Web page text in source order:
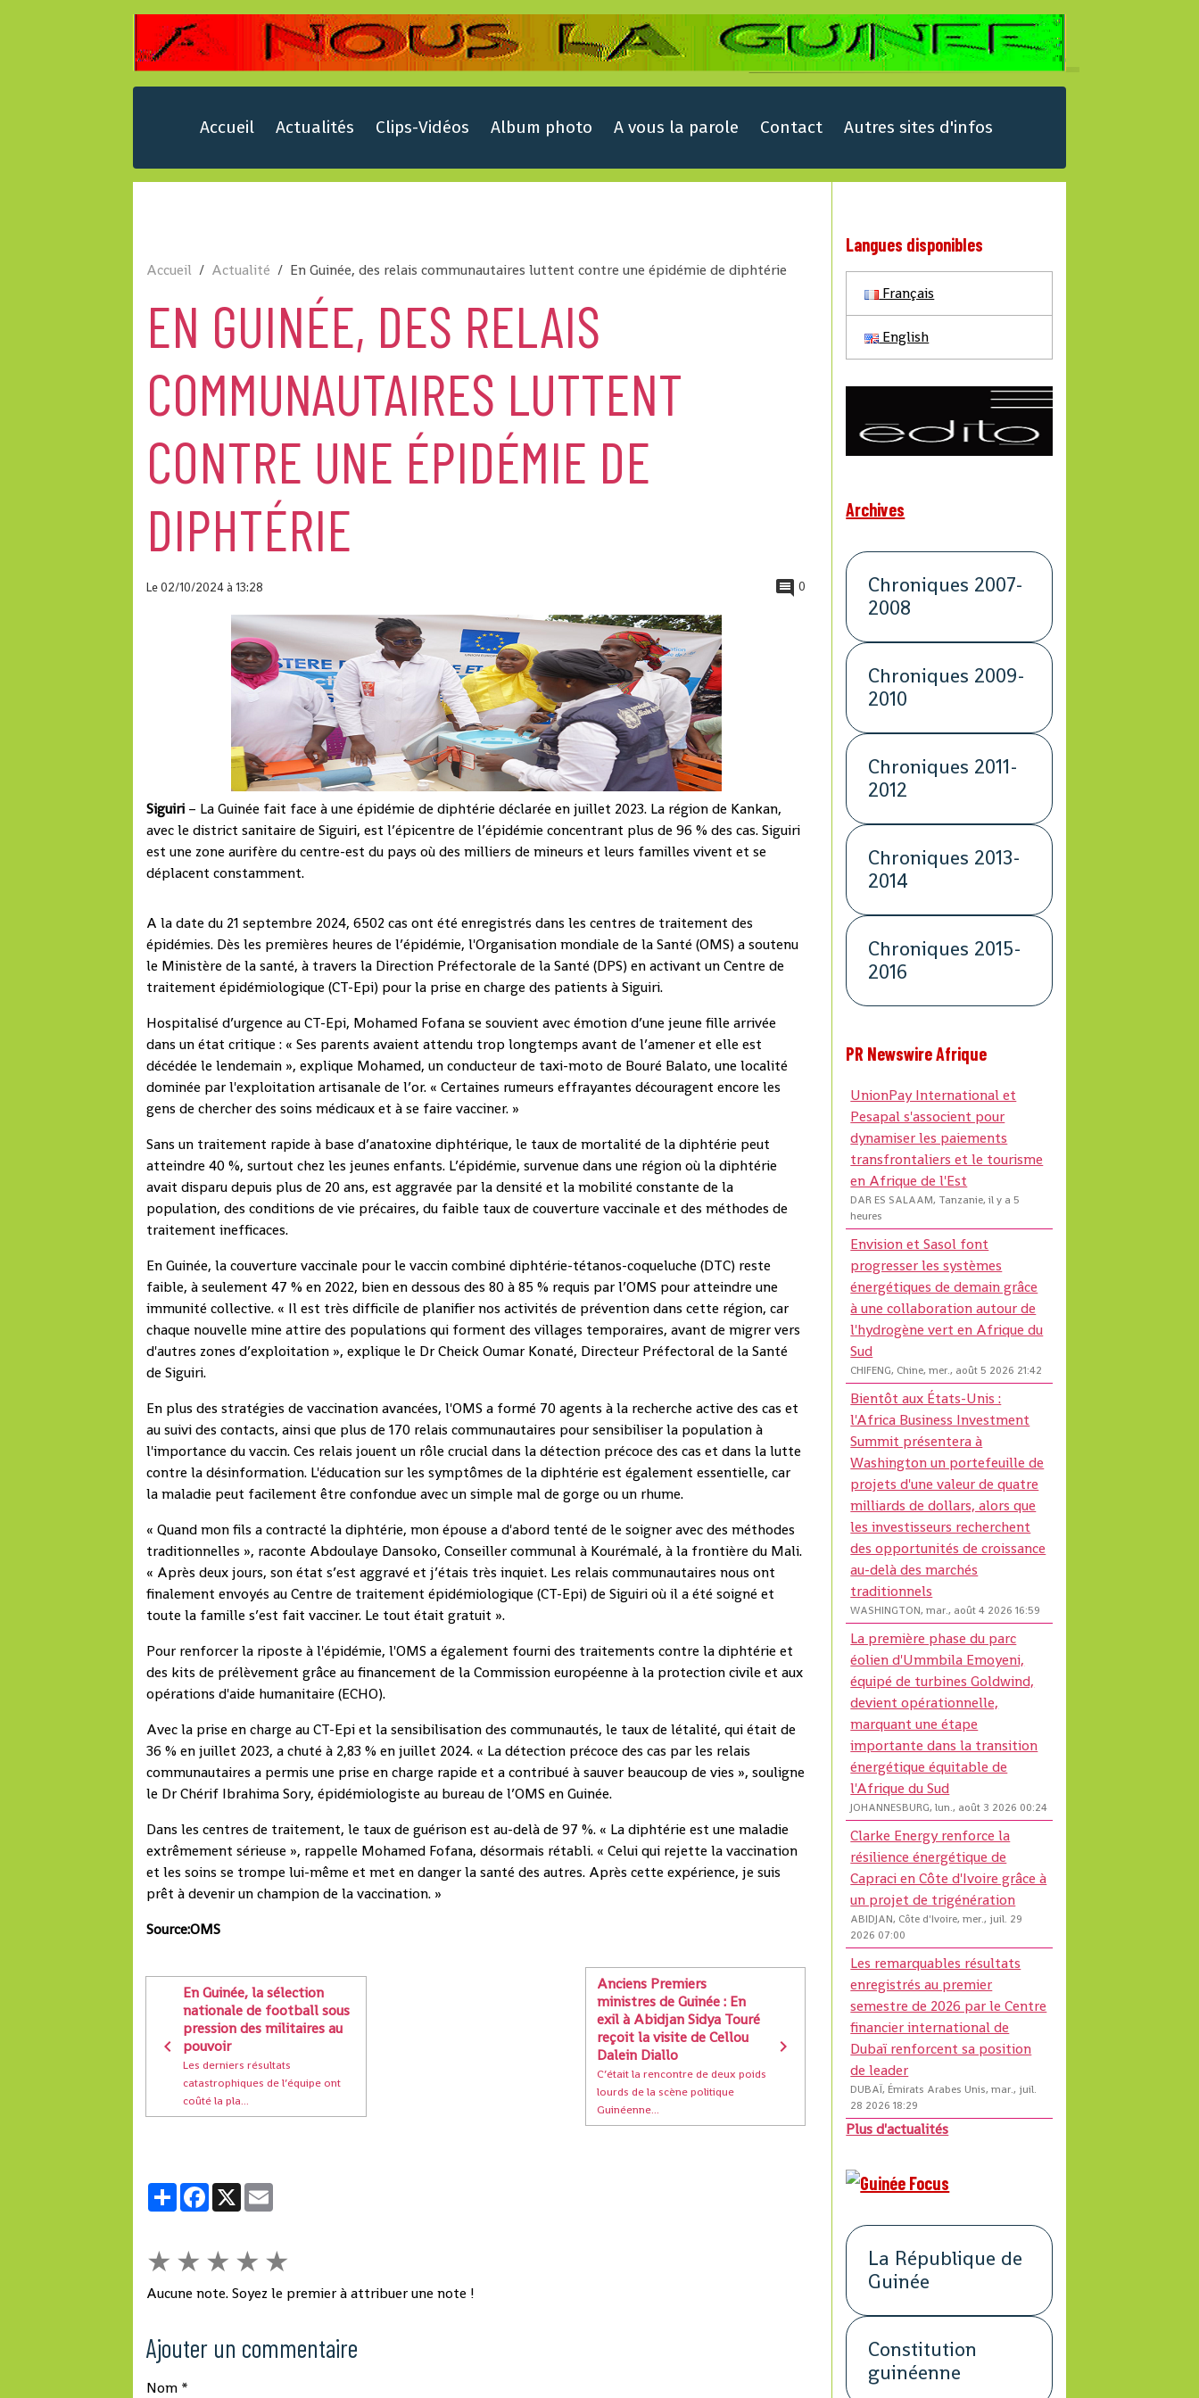
Accueil Actualités Clips-Vidéos Album photo A vous la parole Contact Autres sites d'infos
Accueil Actualité En Guinée, des relais communautaires luttent contre une épidémie de diphtérie
EN GUINÉE, DES RELAIS
COMMUNAUTAIRES LUTTENT
CONTRE UNE ÉPIDÉMIE DE
DIPHTÉRIE
Le 02/10/2024à 13:28 0
Siguiri – La Guinée fait face à une épidémie de diphtérie déclarée en juillet 2023. La région de Kankan,
avec le district sanitaire de Siguiri, est l’épicentre de l’épidémie concentrant plus de 96 % des cas. Siguiri
est une zone aurifère du centre-est du pays où des milliers de mineurs et leurs familles vivent et se
déplacent constamment.
A la date du 21 septembre 2024, 6502 cas ont été enregistrés dans les centres de traitement des
épidémies. Dès les premières heures de l’épidémie, l'Organisation mondiale de la Santé (OMS) a soutenu
le Ministère de la santé, à travers la Direction Préfectorale de la Santé (DPS) en activant un Centre de
traitement épidémiologique (CT-Epi) pour la prise en charge des patients à Siguiri.
Hospitalisé d’urgence au CT-Epi, Mohamed Fofana se souvient avec émotion d’une jeune fille arrivée
dans un état critique : « Ses parents avaient attendu trop longtemps avant de l’amener et elle est
décédée le lendemain », explique Mohamed, un conducteur de taxi-moto de Bouré Balato, une localité
dominée par l'exploitation artisanale de l’or. « Certaines rumeurs effrayantes découragent encore les
gens de chercher des soins médicaux et à se faire vacciner. »
Sans un traitement rapide à base d’anatoxine diphtérique, le taux de mortalité de la diphtérie peut
atteindre 40 %, surtout chez les jeunes enfants. L’épidémie, survenue dans une région où la diphtérie
avait disparu depuis plus de 20 ans, est aggravée par la densité et la mobilité constante de la
population, des conditions de vie précaires, du faible taux de couverture vaccinale et des méthodes de
traitement inefficaces.
En Guinée, la couverture vaccinale pour le vaccin combiné diphtérie-tétanos-coqueluche (DTC) reste
faible, à seulement 47 % en 2022, bien en dessous des 80 à 85 % requis par l’OMS pour atteindre une
immunité collective. « Il est très difficile de planifier nos activités de prévention dans cette région, car
chaque nouvelle mine attire des populations qui forment des villages temporaires, avant de migrer vers
d'autres zones d’exploitation », explique le Dr Cheick Oumar Konaté, Directeur Préfectoral de la Santé
de Siguiri.
En plus des stratégies de vaccination avancées, l'OMS a formé 70 agents à la recherche active des cas et
au suivi des contacts, ainsi que plus de 170 relais communautaires pour sensibiliser la population à
l'importance du vaccin. Ces relais jouent un rôle crucial dans la détection précoce des cas et dans la lutte
contre la désinformation. L'éducation sur les symptômes de la diphtérie est également essentielle, car
la maladie peut facilement être confondue avec un simple mal de gorge ou un rhume.
« Quand mon fils a contracté la diphtérie, mon épouse a d'abord tenté de le soigner avec des méthodes
traditionnelles », raconte Abdoulaye Dansoko, Conseiller communal à Kourémalé, à la frontière du Mali.
« Après deux jours, son état s’est aggravé et j’étais très inquiet. Les relais communautaires nous ont
finalement envoyés au Centre de traitement épidémiologique (CT-Epi) de Siguiri où il a été soigné et
toute la famille s’est fait vacciner. Le tout était gratuit ».
Pour renforcer la riposte à l'épidémie, l'OMS a également fourni des traitements contre la diphtérie et
des kits de prélèvement grâce au financement de la Commission européenne à la protection civile et aux
opérations d'aide humanitaire (ECHO).
Avec la prise en charge au CT-Epi et la sensibilisation des communautés, le taux de létalité, qui était de
36 % en juillet 2023, a chuté à 2,83 % en juillet 2024. « La détection précoce des cas par les relais
communautaires a permis une prise en charge rapide et a contribué à sauver beaucoup de vies », souligne
le Dr Chérif Ibrahima Sory, épidémiologiste au bureau de l’OMS en Guinée.
Dans les centres de traitement, le taux de guérison est au-delà de 97 %. « La diphtérie est une maladie
extrêmement sérieuse », rappelle Mohamed Fofana, désormais rétabli. « Celui qui rejette la vaccination
et les soins se trompe lui-même et met en danger la santé des autres. Après cette expérience, je suis
prêt à devenir un champion de la vaccination. »
Source:OMS
En Guinée, la sélection
nationale de football sous
pression des militaires au
pouvoir
Les derniers résultats
catastrophiques de l’équipe ont
coûté la pla...
Anciens Premiers
ministres de Guinée : En
exil à Abidjan Sidya Touré
reçoit la visite de Cellou
Dalein Diallo
C’était la rencontre de deux poids
lourds de la scène politique
Guinéenne...
PartagerFacebook
X
★ ★ ★ ★ ★
Aucune note. Soyez le premier à attribuer une note !
Ajouter un commentaire
Nom
Langues disponibles
Français
English
Archives
Chroniques 2007-
2008
Chroniques 2009-
2010
Chroniques 2011-
2012
Chroniques 2013-
2014
Chroniques 2015-
2016
PR Newswire Afrique
UnionPay International et
Pesapal s'associent pour
dynamiser les paiements
transfrontaliers et le tourisme
en Afrique de l'Est
DAR ES SALAAM, Tanzanie, il y a 5
heures
Envision et Sasol font
progresser les systèmes
énergétiques de demain grâce
à une collaboration autour de
l'hydrogène vert en Afrique du
Sud
CHIFENG, Chine, mer., août 5 2026 21:42
Bientôt aux États-Unis :
l'Africa Business Investment
Summit présentera à
Washington un portefeuille de
projets d'une valeur de quatre
milliards de dollars, alors que
les investisseurs recherchent
des opportunités de croissance
au-delà des marchés
traditionnels
WASHINGTON, mar., août 4 2026 16:59
La première phase du parc
éolien d'Ummbila Emoyeni,
équipé de turbines Goldwind,
devient opérationnelle,
marquant une étape
importante dans la transition
énergétique équitable de
l'Afrique du Sud
JOHANNESBURG, lun., août 3 2026 00:24
Clarke Energy renforce la
résilience énergétique de
Capraci en Côte d'Ivoire grâce à
un projet de trigénération
ABIDJAN, Côte d'Ivoire, mer., juil. 29
2026 07:00
Les remarquables résultats
enregistrés au premier
semestre de 2026 par le Centre
financier international de
Dubaï renforcent sa position
de leader
DUBAÏ, Émirats Arabes Unis, mar., juil.
28 2026 18:29
Plus d'actualités
La République de
Guinée
Constitution
guinéenne